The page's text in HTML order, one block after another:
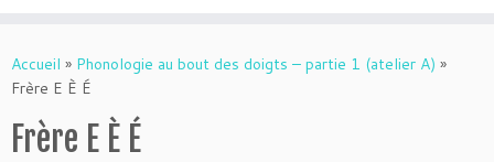
au
contenu
Accueil » Phonologie au bout des doigts – partie 1 (atelier A) »
Frère E È É
Frère E È É